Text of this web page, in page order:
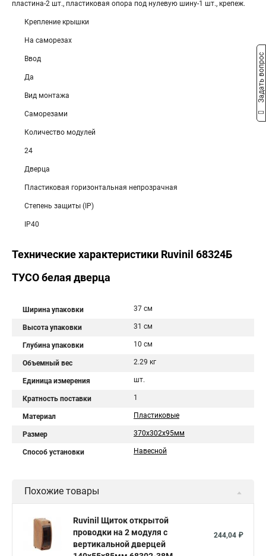
пластина-2 шт., пластиковая опора под нулевую шину-1 шт., крепеж.
Крепление крышки
На саморезах
Ввод
Да
Вид монтажа
Саморезами
Количество модулей
24
Дверца
Пластиковая горизонтальная непрозрачная
Степень защиты (IP)
IP40
Технические характеристики Ruvinil 68324Б
ТУСО белая дверца
Ширина упаковки 37 см
Высота упаковки 31 см
Глубина упаковки 10 см
Объемный вес 2.29 кг
Единица измерения шт.
Кратность поставки 1
Материал Пластиковые
Размер 370х302х95мм
Способ установки Навесной
Похожие товары
Ruvinil Щиток открытой
проводки на 2 модуля с
вертикальной дверцей
244,04 ₽
Задать вопрос